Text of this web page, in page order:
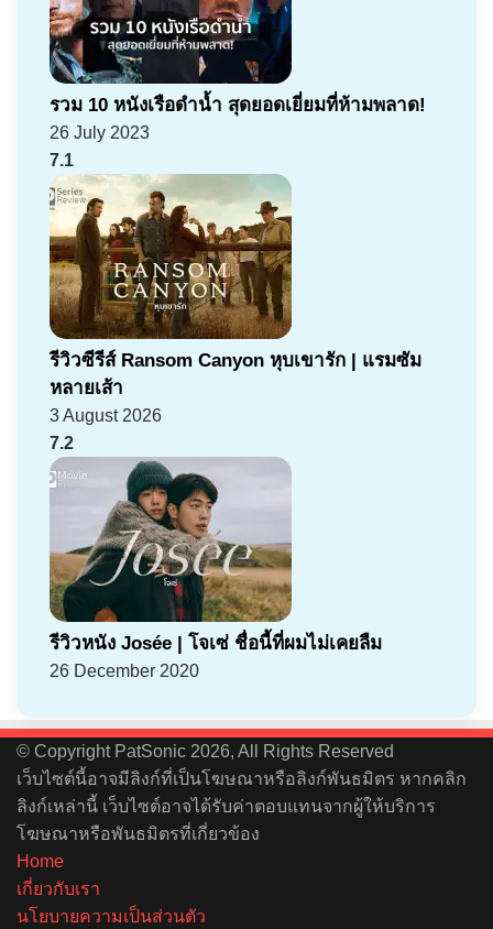
รวม 10 หนังเรือดำน้ำ สุดยอดเยี่ยมที่ห้ามพลาด!
26 July 2023
7.1
รีวิวซีรีส์ Ransom Canyon หุบเขารัก | แรมซัม
หลายเส้า
3 August 2026
7.2
รีวิวหนัง Josée | โจเซ่ ชื่อนี้ที่ผมไม่เคยลืม
26 December 2020
© Copyright PatSonic 2026, All Rights Reserved
เว็บไซต์นี้อาจมีลิงก์ที่เป็นโฆษณาหรือลิงก์พันธมิตร หากคลิก
ลิงก์เหล่านี้ เว็บไซต์อาจได้รับค่าตอบแทนจากผู้ให้บริการ
โฆษณาหรือพันธมิตรที่เกี่ยวข้อง
Home
เกี่ยวกับเรา
นโยบายความเป็นส่วนตัว